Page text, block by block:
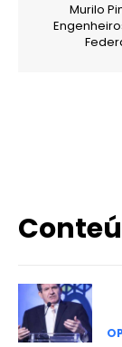
Murilo